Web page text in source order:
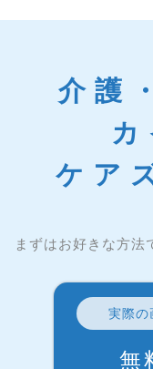
介護
ケア
まずはお好きな方法
実際の
無